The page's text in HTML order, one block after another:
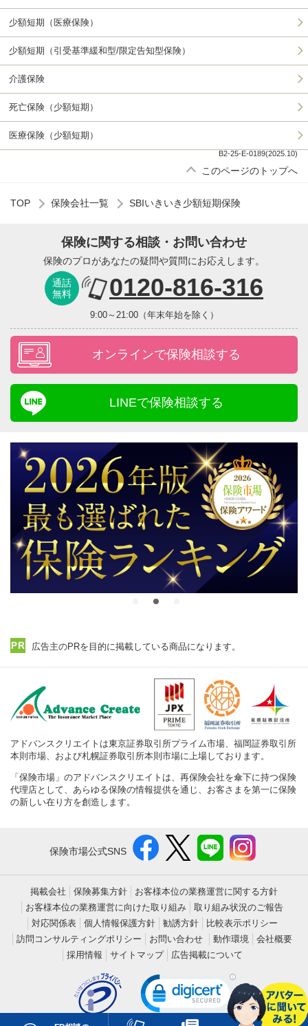
少額短期（医療保険）
少額短期（引受基準緩和型/限定告知型保険）
介護保険
死亡保険（少額短期）
医療保険（少額短期）
B2-25-E-0189(2025.10)
このページのトップへ
TOP 保険会社一覧 SBIいきいき少額短期保険
保険に関する相談・お問い合わせ
保険のプロがあなたの疑問や質問にお応えします。
通話
無料
0120-816-316
9:00～21:00（年末年始を除く）
オンラインで保険相談する
LINEで保険相談する
広告主のPRを目的に掲載している商品になります。
アドバンスクリエイトは東京証券取引所プライム市場、福岡証券取引所
本則市場、および札幌証券取引所本則市場に上場しております。
「保険市場」のアドバンスクリエイトは、再保険会社を傘下に持つ保険
代理店として、あらゆる保険の情報提供を通じ、お客さまを第一に保険
の新しい在り方を創造します。
保険市場公式SNS
掲載会社 保険募集方針
お客様本位の業務運営に関する方針
お客様本位の業務運営に向けた取り組み
取り組み状況のご報告
対応関係表
個人情報保護方針 勧誘方針
比較表示ポリシー
訪問コンサルティングポリシー
お問い合わせ 動作環境
会社概要
採用情報
サイトマップ 広告掲載について